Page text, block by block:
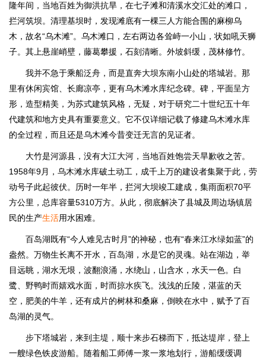
隆年间，当地百姓为御洪抗旱，在七子滩和清溪水交汇处的滩口，
拦河筑坝。清理基坝时，发现滩底有一棵三人方能合围的麻柳乌
木，故名“乌木滩”。乌木滩口，左右两边各耸峙一小山，状如吼天狮
子。其上悬崖峭壁，藤葛攀援，石刻清晰。外坡斜缓，茂林修竹。
我并不急于乘船泛舟，而是直奔大坝东南小山处的塔城岩。那
里有休闲宾馆、长廊凉亭，更有乌木滩水库纪念碑。碑，平面呈方
形，造型精美，为苏式建筑风格，无疑，对于研究二十世纪五十年
代建筑和地方史具有重要意义。它不仅详细记载了修建乌木滩水库
的全过程，而且还是乌木滩今昔变迁无言的见证者。
大竹是河源县，没有大江大河，当地百姓饱尝天旱歉收之苦。
1958年9月，乌木滩水库破土动工，成千上万的建设者集聚于此，劳
动号子此起彼伏。历时一年半，拦河大坝竣工建成，集雨面积70平
方公里，总库容量5310万方。从此，彻底解决了县城及周边场镇居
民的生产生活用水困难。
百岛湖既有“今人难见古时月”的神秘，也有“春来江水绿如蓝”的
盎然。万物生长离不开水，百岛湖，水是它的灵魂。站在湖边，举
目远眺，湖水无垠，波翻浪涌，水绕山，山含水，水天一色。白
鹭、野鸭时而嬉戏水面，时而掠水疾飞。浅浅的丘陵，湛蓝的天
空，肥美的牛羊，还有成片的树林和桑麻，倒映在水中，赋予了百
岛湖的灵气。
步下塔城岩，来到主堤，顺十来步石梯而下，抵达堤岸，登上
一艘绿色铁皮游船。随着船工师傅一浆一浆地划行，游船缓缓调